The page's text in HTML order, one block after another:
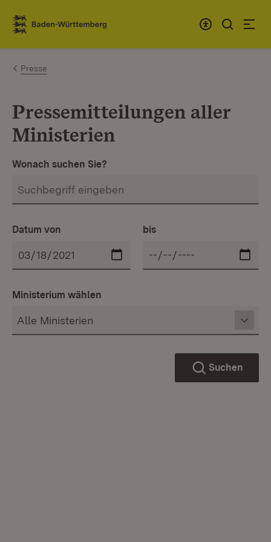
Zum Inhalt springen
Link zur Startseite
Presse
Pressemitteilungen aller
Ministerien
Wonach suchen Sie?
Datum von bis
Ministerium wählen
Suchen